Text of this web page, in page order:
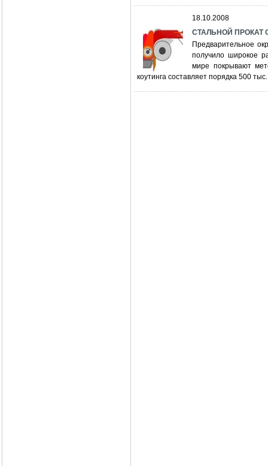
18.10.2008
СТАЛЬНОЙ ПРОКАТ
Предварительное
получило широкое
мире покрывают
коутинга составляет порядка 500